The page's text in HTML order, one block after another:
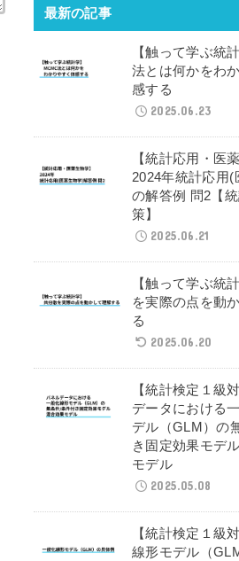
最新の記事
【触って学ぶ統
法とは何かをわ
感する
2025.06.23
【統計応用・医
2024年統計応用(
の解答例 問2【
策】
2025.06.21
【触って学ぶ統
を実際の点を動
る
2025.06.20
【統計検定１級
データにおける
デル（GLM）の
き固定効果モデ
モデル
2025.05.08
【統計検定１級
線形モデル（